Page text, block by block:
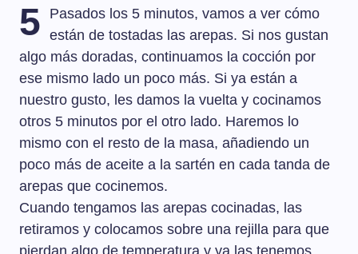
5
Pasados los 5 minutos, vamos a ver cómo
están de tostadas las arepas. Si nos gustan
algo más doradas, continuamos la cocción por
ese mismo lado un poco más. Si ya están a
nuestro gusto, les damos la vuelta y cocinamos
otros 5 minutos por el otro lado. Haremos lo
mismo con el resto de la masa, añadiendo un
poco más de aceite a la sartén en cada tanda de
arepas que cocinemos.
Cuando tengamos las arepas cocinadas, las
retiramos y colocamos sobre una rejilla para que